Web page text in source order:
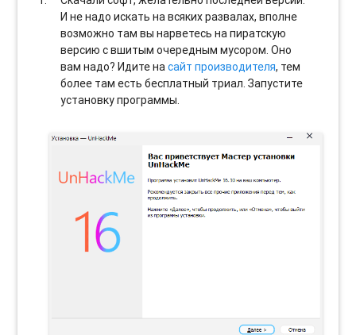
И не надо искать на всяких развалах, вполне
возможно там вы нарветесь на пиратскую
версию с вшитым очередным мусором. Оно
вам надо? Идите насайт производителя, тем
более там есть бесплатный триал. Запустите
установку программы.